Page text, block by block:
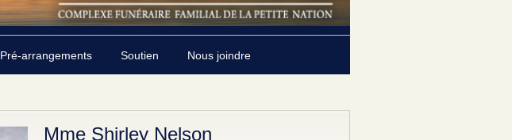
Pré-arrangements Soutien Nous joindre
Mme Shirley Nelson